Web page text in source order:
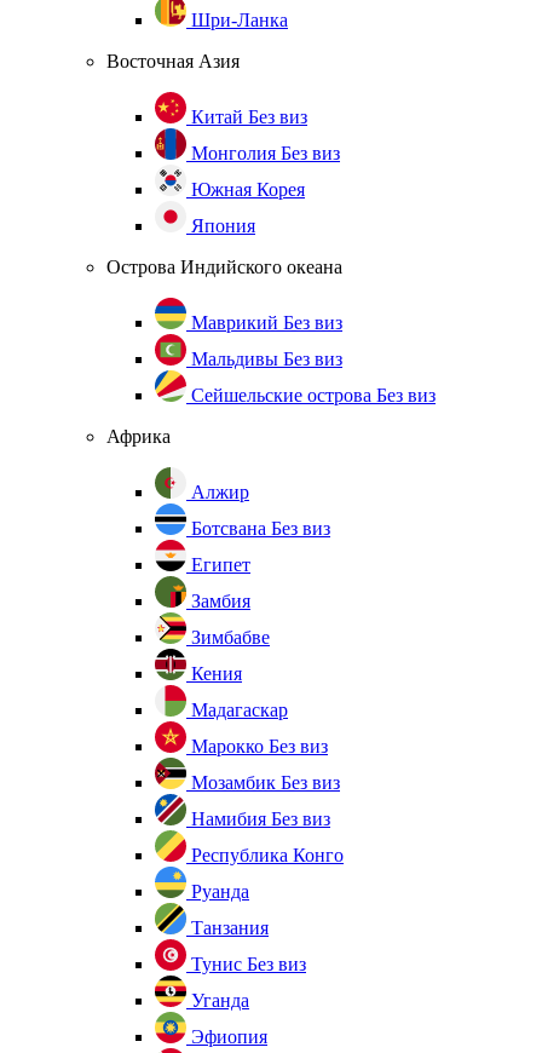
Шри-Ланка
Восточная Азия
Китай Без виз
Монголия Без виз
Южная Корея
Япония
Острова Индийского океана
Маврикий Без виз
Мальдивы Без виз
Сейшельские острова Без виз
Африка
Алжир
Ботсвана Без виз
Египет
Замбия
Зимбабве
Кения
Мадагаскар
Марокко Без виз
Мозамбик Без виз
Намибия Без виз
Республика Конго
Руанда
Танзания
Тунис Без виз
Уганда
Эфиопия